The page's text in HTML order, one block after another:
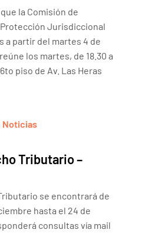
la Comisión de
Jurisdiccional
a partir del martes 4 de
los martes, de 18.30 a
piso de Av. Las Heras
Noticias
Tributario –
se encontrará de
hasta el 24 de
consultas vía mail